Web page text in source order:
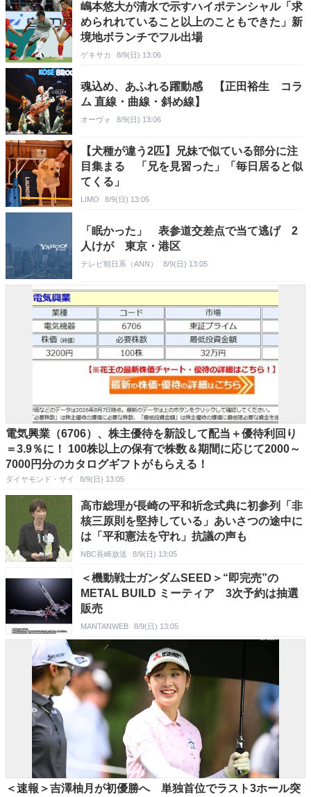
嶋本悠大が清水で示すハイポテンシャル「求
められれていること以上のこともできた」新
境地ボランチでフル出場
ゲキサカ 8/9(日) 13:06
魂込め、あふれる躍動感 【正田裕生 コラ
ム 直線・曲線・斜め線】
オーヴォ 8/9(日) 13:06
【犬種が違う2匹】兄妹で似ている部分に注
目集まる 「兄を見習った」「毎日居ると似
てくる」
LIMO 8/9(日) 13:05
「眠かった」 表参道交差点で当て逃げ 2
人けが 東京・港区
テレビ朝日系（ANN） 8/9(日) 13:05
電気興業（6706）、株主優待を新設して配当＋優待利回り
＝3.9％に！ 100株以上の保有で株数＆期間に応じて2000～
7000円分のカタログギフトがもらえる！
ダイヤモンド・ザイ 8/9(日) 13:05
高市総理が長崎の平和祈念式典に初参列「非
核三原則を堅持している」あいさつの途中に
は「平和憲法を守れ」抗議の声も
NBC長崎放送 8/9(日) 13:05
＜機動戦士ガンダムSEED＞“即完売”の
METAL BUILD ミーティア 3次予約は抽選
販売
MANTANWEB 8/9(日) 13:05
＜速報＞吉澤柚月が初優勝へ 単独首位でラスト3ホール突